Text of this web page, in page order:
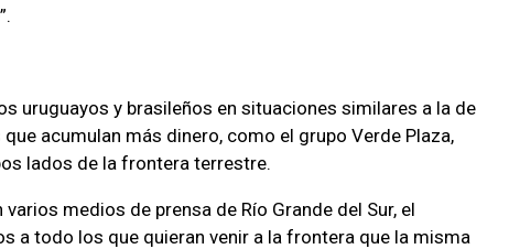
uruguayos y brasileños en situaciones similares a la de
acumulan más dinero, como el grupo Verde Plaza,
lados de la frontera terrestre.
medios de prensa de Río Grande del Sur, el
a todo los que quieran venir a la frontera que la misma